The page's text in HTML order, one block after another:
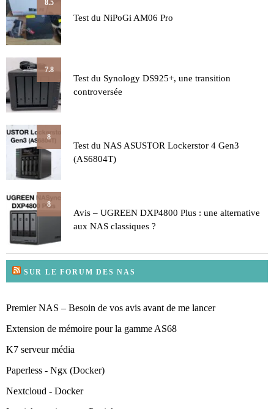
8.5
Test du NiPoGi AM06 Pro
7.8
Test du Synology DS925+, une transition
controversée
8
Test du NAS ASUSTOR Lockerstor 4 Gen3
(AS6804T)
8
Avis – UGREEN DXP4800 Plus : une alternative
aux NAS classiques ?
SUR LE FORUM DES NAS
Premier NAS – Besoin de vos avis avant de me lancer
Extension de mémoire pour la gamme AS68
K7 serveur média
Paperless - Ngx (Docker)
Nextcloud - Docker